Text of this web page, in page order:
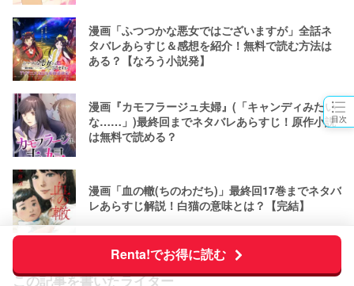
Renta!でお得に読む
目次
漫画「ふつつかな悪女ではございますが」全話ネ
タバレあらすじ＆感想を紹介！無料で読む方法は
ある？【なろう小説発】
漫画『カモフラージュ夫婦』(「キャンディみたい
な……」)最終回までネタバレあらすじ！原作小説
は無料で読める？
漫画「血の轍(ちのわだち)」最終回17巻までネタバ
レあらすじ解説！白猫の意味とは？【完結】
この記事を書いたライター